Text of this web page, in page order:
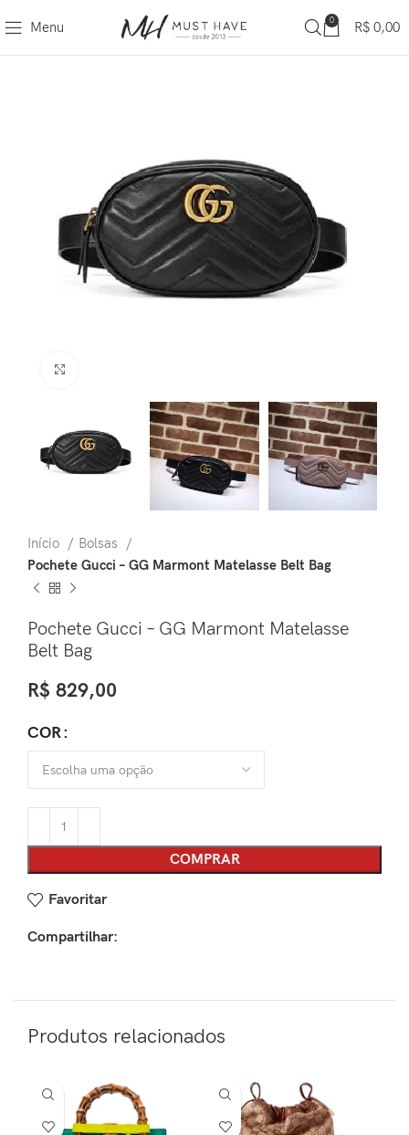
Menu 0 R$ 0,00
Início
Bolsas
Pochete Gucci – GG Marmont Matelasse Belt Bag
Pochete Gucci – GG Marmont Matelasse
Belt Bag
R$ 829,00
COR
COMPRAR
Favoritar
Compartilhar:
Produtos relacionados